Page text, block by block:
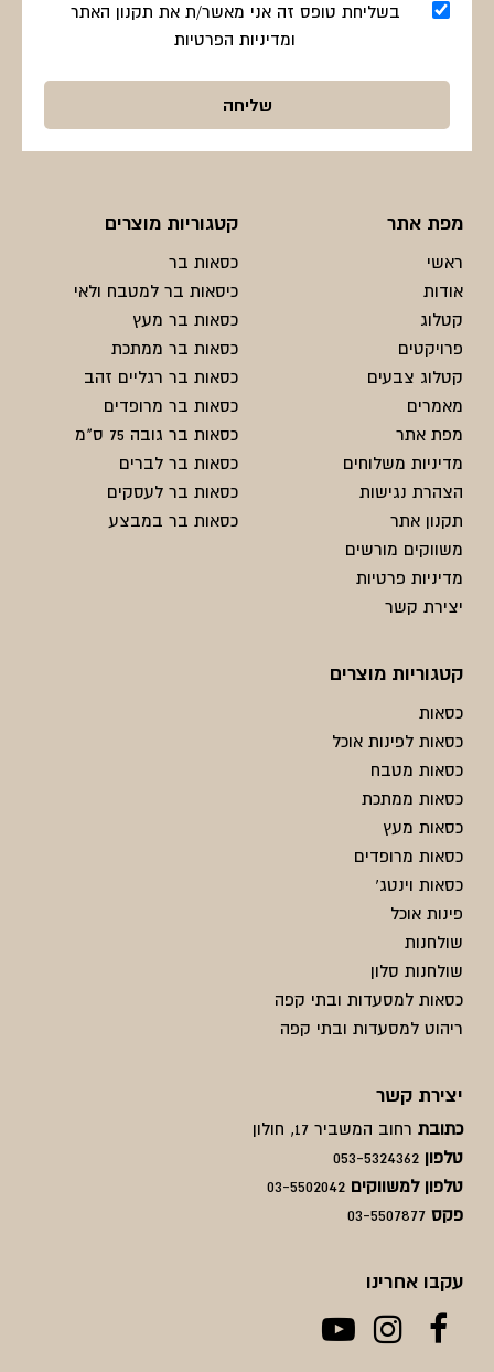
מפת אתר
ראשי
אודות
קטלוג
פרויקטים
קטלוג צבעים
מאמרים
מפת אתר
מדיניות משלוחים
הצהרת נגישות
תקנון אתר
משווקים מורשים
מדיניות פרטיות
יצירת קשר
קטגוריות מוצרים
כסאות בר
כיסאות בר למטבח ולאי
כסאות בר מעץ
כסאות בר ממתכת
כסאות בר רגליים זהב
כסאות בר מרופדים
כסאות בר גובה 75 ס"מ
כסאות בר לברים
כסאות בר לעסקים
כסאות בר במבצע
קטגוריות מוצרים
כסאות
כסאות לפינות אוכל
כסאות מטבח
כסאות ממתכת
כסאות מעץ
כסאות מרופדים
כסאות וינטג'
פינות אוכל
שולחנות
שולחנות סלון
כסאות למסעדות ובתי קפה
ריהוט למסעדות ובתי קפה
יצירת קשר
כתובת רחוב המשביר 17, חולון
טלפון 053-5324362
טלפון למשווקים 03-5502042
פקס 03-5507877
עקבו אחרינו
בשליחת טופס זה אני מאשר/ת את תקנון האתר
ומדיניות הפרטיות